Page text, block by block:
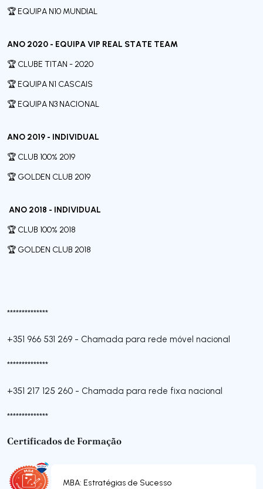
🏆 EQUIPA N10 MUNDIAL
ANO 2020 - EQUIPA VIP REAL STATE TEAM
🏆 CLUBE TITAN - 2020
🏆 EQUIPA N1 CASCAIS
🏆 EQUIPA N3 NACIONAL
ANO 2019 - INDIVIDUAL
🏆 CLUB 100% 2019
🏆 GOLDEN CLUB 2019
ANO 2018 - INDIVIDUAL
🏆 CLUB 100% 2018
🏆 GOLDEN CLUB 2018
**************
+351 966 531 269 - Chamada para rede móvel nacional
**************
+351 217 125 260 - Chamada para rede fixa nacional
**************
Certificados de Formação
MBA: Estratégias de Sucesso